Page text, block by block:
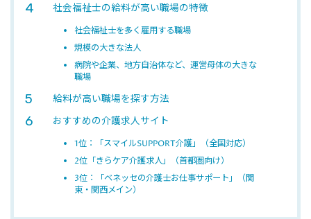
社会福祉士の給料が高い職場の特徴
社会福祉士を多く雇用する職場
規模の大きな法人
病院や企業、地方自治体など、運営母体の大きな
職場
給料が高い職場を探す方法
おすすめの介護求人サイト
1位：「スマイルSUPPORT介護」（全国対応）
2位「きらケア介護求人」（首都圏向け）
3位：「ベネッセの介護士お仕事サポート」（関
東・関西メイン）